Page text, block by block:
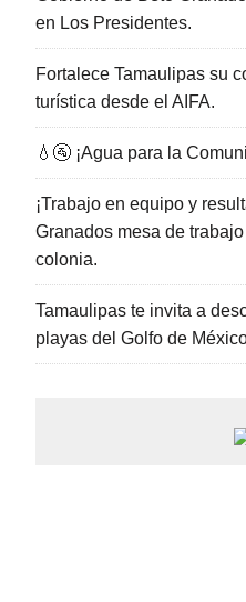
en Los Presidentes.
Fortalece Tamaulipas su
turística desde el AIFA.
💧🚰 ¡Agua para la
¡Trabajo en equipo y
Granados mesa de
colonia.
Tamaulipas te invita a
playas del Golfo de